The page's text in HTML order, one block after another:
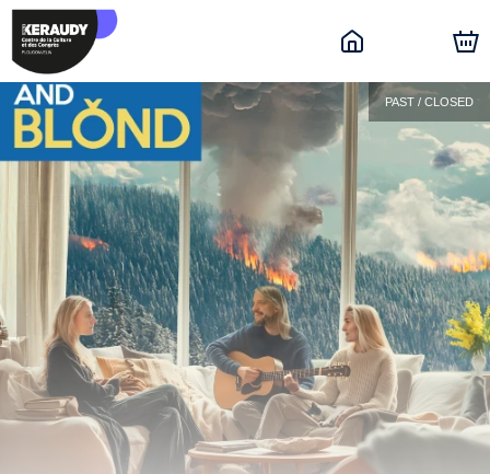
PAST / CLOSED